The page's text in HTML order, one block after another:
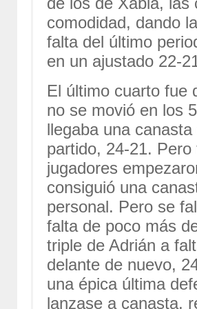
comodidad, dando
falta del último
en un ajustado 22-
El último cuarto fue
no se movió en los
llegaba una
partido, 24-21.
jugadores
consiguió una
personal. Pero se
falta de poco más
triple de Adrián a
delante de nuevo,
una épica última
lanzase a canasta,